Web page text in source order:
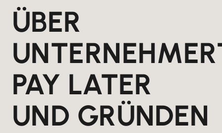
ÜBER
PAY LATER
UND GRÜNDEN